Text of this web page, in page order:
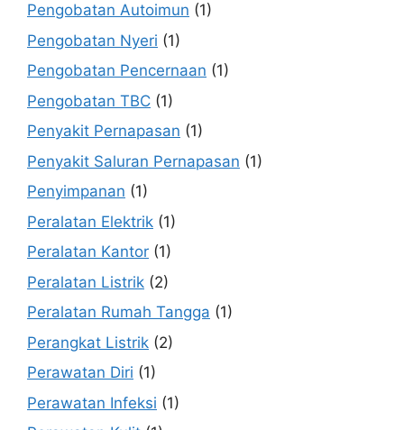
Pengobatan Autoimun (1)
Pengobatan Nyeri (1)
Pengobatan Pencernaan (1)
Pengobatan TBC (1)
Penyakit Pernapasan (1)
Penyakit Saluran Pernapasan (1)
Penyimpanan (1)
Peralatan Elektrik (1)
Peralatan Kantor (1)
Peralatan Listrik (2)
Peralatan Rumah Tangga (1)
Perangkat Listrik (2)
Perawatan Diri (1)
Perawatan Infeksi (1)